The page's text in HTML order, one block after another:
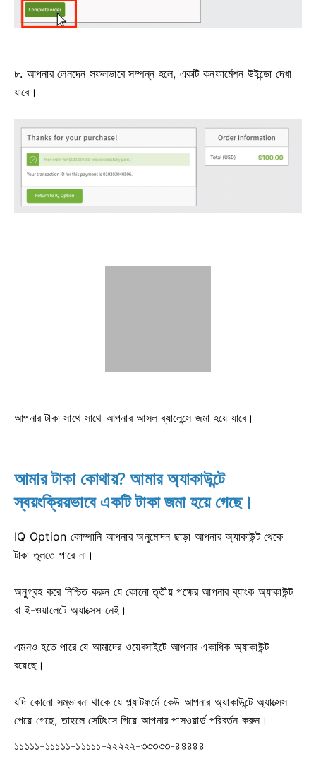
৮. আপনার লেনদেন সফলভাবে সম্পন্ন হলে, একটি কনফার্মেশন উইন্ডো দেখা
যাবে।
আপনার টাকা সাথে সাথে আপনার আসল ব্যালেন্সে জমা হয়ে যাবে।
আমার টাকা কোথায়? আমার অ্যাকাউন্টে
স্বয়ংক্রিয়ভাবে একটি টাকা জমা হয়ে গেছে।
IQ Option কোম্পানি আপনার অনুমোদন ছাড়া আপনার অ্যাকাউন্ট থেকে
টাকা তুলতে পারে না।
অনুগ্রহ করে নিশ্চিত করুন যে কোনো তৃতীয় পক্ষের আপনার ব্যাংক অ্যাকাউন্ট
বা ই-ওয়ালেটে অ্যাক্সেস নেই।
এমনও হতে পারে যে আমাদের ওয়েবসাইটে আপনার একাধিক অ্যাকাউন্ট
রয়েছে।
যদি কোনো সম্ভাবনা থাকে যে প্ল্যাটফর্মে কেউ আপনার অ্যাকাউন্টে অ্যাক্সেস
পেয়ে গেছে, তাহলে সেটিংসে গিয়ে আপনার পাসওয়ার্ড পরিবর্তন করুন।
১১১১১-১১১১১-১১১১১-২২২২২-৩৩৩৩৩-৪৪৪৪৪